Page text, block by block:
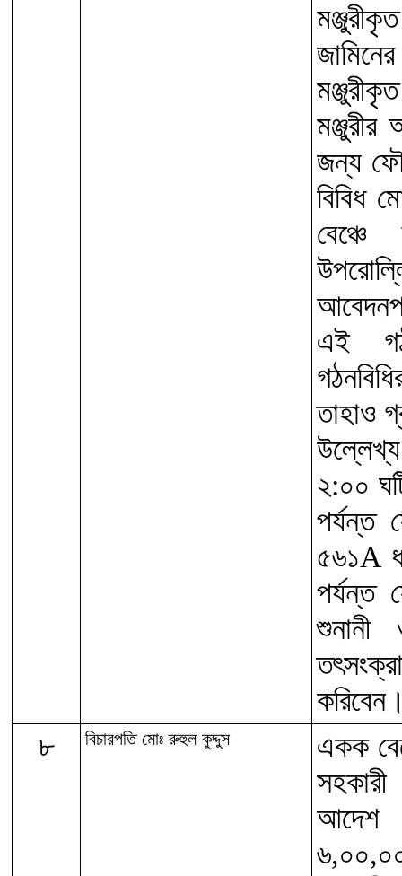
মঞ্জুরীর
জন্য
বিবিধ
এই
তাহাও
২:০০
পর্যন্ত
৫৬১A
পর্যন্ত
শুনানী
৮
বিচারপতি মোঃ রুহুল কুদ্দুস
একক
আদেশ